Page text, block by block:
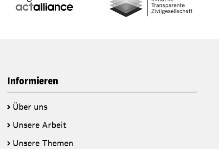
Informieren
Über uns
Unsere Arbeit
Unsere Themen